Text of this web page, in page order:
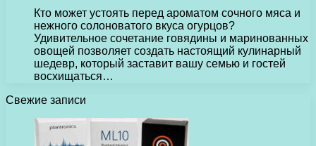
Кто может устоять перед ароматом сочного мяса и
нежного солоноватого вкуса огурцов?
Удивительное сочетание говядины и маринованных
овощей позволяет создать настоящий кулинарный
шедевр, который заставит вашу семью и гостей
восхищаться…
Свежие записи